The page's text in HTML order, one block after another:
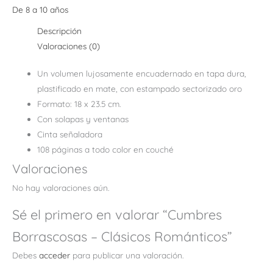
De 8 a 10 años
Descripción
Valoraciones (0)
Un volumen lujosamente encuadernado en tapa dura,
plastificado en mate, con estampado sectorizado oro
Formato: 18 x 23.5 cm.
Con solapas y ventanas
Cinta señaladora
108 páginas a todo color en couché
Valoraciones
No hay valoraciones aún.
Sé el primero en valorar “Cumbres
Borrascosas – Clásicos Románticos”
Debes acceder para publicar una valoración.